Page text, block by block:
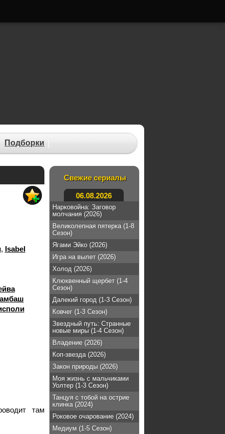
Подборки
Свежие сериалы
06.08.2026
Нарковойна: Заговор
молчания (2026)
Великолепная пятерка (1-8
Сезон)
Ягами Эйко (2026)
Игра на вылет (2026)
Холод (2026)
Клюквенный щербет (1-4
Сезон)
Далекий город (1-3 Сезон)
Ковчег (1-3 Сезон)
Звездный путь: Странные
новые миры (1-4 Сезон)
Владение (2026)
Коп-звезда (2026)
Закон природы (2026)
Моя жизнь с мальчиками
Уолтер (1-3 Сезон)
Танцуя с тобой на острие
клинка (2024)
Роковое очарование (2024)
Медиум (1-5 Сезон)
, Isabel
там